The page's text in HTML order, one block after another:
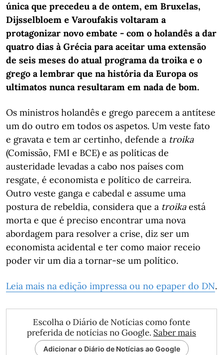
única que precedeu a de ontem, em Bruxelas,
Dijsselbloem e Varoufakis voltaram a
protagonizar novo embate - com o holandês a dar
quatro dias à Grécia para aceitar uma extensão
de seis meses do atual programa da troika e o
grego a lembrar que na história da Europa os
ultimatos nunca resultaram em nada de bom.
Os ministros holandês e grego parecem a antítese
um do outro em todos os aspetos. Um veste fato
e gravata e tem ar certinho, defende a troika
(Comissão, FMI e BCE) e as políticas de
austeridade levadas a cabo nos países com
resgate, é economista e político de carreira.
Outro veste ganga e cabedal e assume uma
postura de rebeldia, considera que a troikaestá
morta e que é preciso encontrar uma nova
abordagem para resolver a crise, diz ser um
economista acidental e ter como maior receio
poder vir um dia a tornar-se um político.
Leia mais na edição impressa ou no epaper do DN.
Escolha o Diário de Notícias como fonte
preferida de notícias no Google. Saber mais
Adicionar o Diário de Notícias ao Google